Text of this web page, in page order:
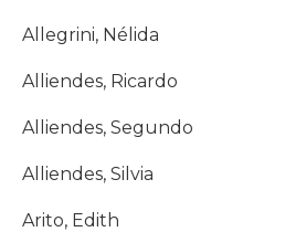
Allegrini, Nélida
Alliendes, Ricardo
Alliendes, Segundo
Alliendes, Silvia
Arito, Edith